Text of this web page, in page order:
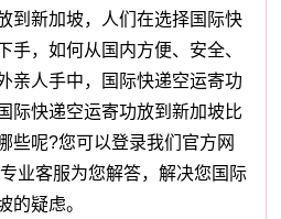
到新加坡，人们在选择国际快
手，如何从国内方便、安全、
亲人手中，国际快递空运寄功
际快递空运寄功放到新加坡比
些呢?您可以登录我们官方网
业客服为您解答，解决您国际
的疑虑。